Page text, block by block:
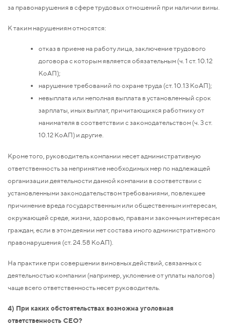
за правонарушения в сфере трудовых отношений при наличии вины.
К таким нарушениям относятся:
отказ в приеме на работу лица, заключение трудового
договора с которым является обязательным (ч. 1 ст. 10.12
КоАП);
нарушение требований по охране труда (ст. 10.13 КоАП);
невыплата или неполная выплата в установленный срок
зарплаты, иных выплат, причитающихся работнику от
нанимателя в соответствии с законодательством (ч. 3 ст.
10.12 КоАП) и другие.
Кроме того, руководитель компании несет административную
ответственность за непринятие необходимых мер по надлежащей
организации деятельности данной компании в соответствии с
установленными законодательством требованиями, повлекшее
причинение вреда государственным или общественным интересам,
окружающей среде, жизни, здоровью, правам и законным интересам
граждан, если в этом деянии нет состава иного административного
правонарушения (ст. 24.58 КоАП).
На практике при совершении виновных действий, связанных с
деятельностью компании (например, уклонение от уплаты налогов)
чаще всего ответственность несет руководитель.
4) При каких обстоятельствах возможна уголовная
ответственность CEO?